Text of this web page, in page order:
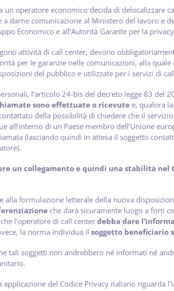
operatore economico decida di delocalizzare
darne comunicazione al Ministero del lavoro e
Economico e all’Autorità Garante per la
attività di call center, devono
per le garanzie nelle comunicazioni, alla
del pubblico e utilizzate per i servizi di
l’articolo 24-bis del decreto legge 83 del
sono effettuate o ricevute e, qualora
della possibilità di chiedere che il
all’interno di un Paese membro dell’Unione
(lasciando quindi in attesa il soggetto
un collegamento e quindi una stabilità
alla formulazione letterale della nuova
che darà sicuramente luogo a forti
l’operatore di call center debba dare
la norma individua il soggetto beneficiario
tali soggetti non andrebbero né informati né
del Codice Privacy italiano riguarda